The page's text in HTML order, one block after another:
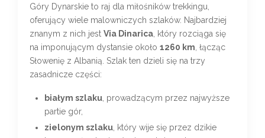
Góry Dynarskie to raj dla miłośników trekkingu,
oferujący wiele malowniczych szlaków. Najbardziej
znanym z nich jest Via Dinarica , który rozciąga się
na imponującym dystansie około 1260 km , łącząc
Słowenię z Albanią. Szlak ten dzieli się na trzy
zasadnicze części:
białym szlaku , prowadzącym przez najwyższe
partie gór,
zielonym szlaku , który wije się przez dzikie